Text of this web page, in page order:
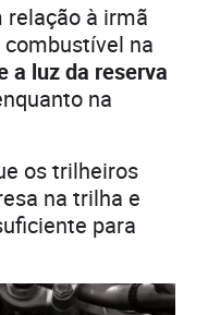
relação à irmã
na
a luz da reserva
na
os trilheiros
na trilha e
para